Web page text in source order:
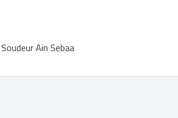
Ain Sebaa